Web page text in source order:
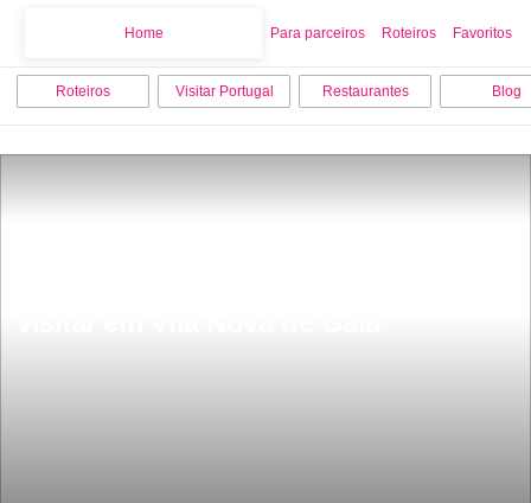
Home Para parceiros Roteiros Favoritos
Roteiros Visitar Portugal Restaurantes Blog